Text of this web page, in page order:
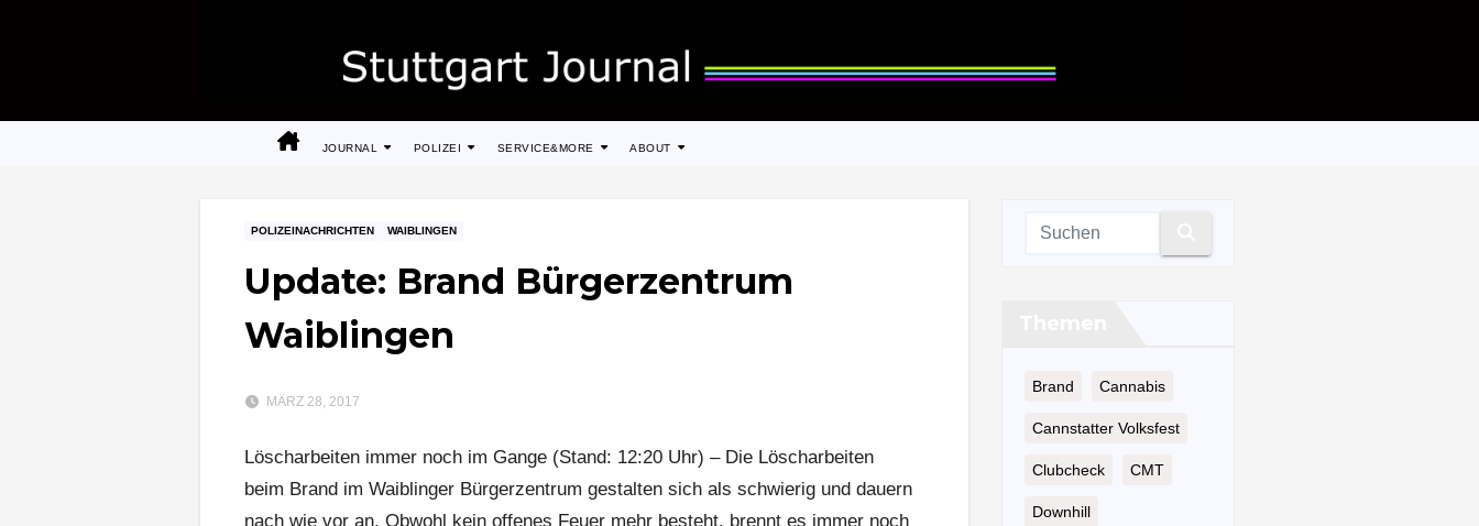
JOURNAL POLIZEI SERVICE&MORE ABOUT
POLIZEINACHRICHTEN WAIBLINGEN
Update: Brand Bürgerzentrum
Waiblingen
MÄRZ 28, 2017
Löscharbeiten immer noch im Gange (Stand: 12:20 Uhr) – Die Löscharbeiten
beim Brand im Waiblinger Bürgerzentrum gestalten sich als schwierig und dauern
nach wie vor an. Obwohl kein offenes Feuer mehr besteht, brennt es immer noch
Brand Cannabis
Cannstatter Volksfest
Clubcheck CMT
Downhill